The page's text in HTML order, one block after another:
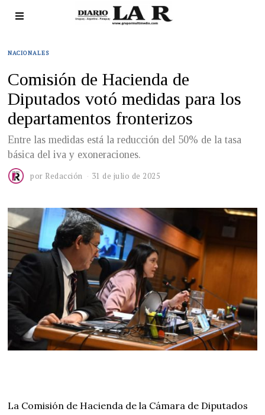
NACIONALES
Comisión de Hacienda de
Diputados votó medidas para los
departamentos fronterizos
Entre las medidas está la reducción del 50% de la tasa
básica del iva y exoneraciones.
por Redacción 31 de julio de 2025
La Comisión de Hacienda de la Cámara de Diputados